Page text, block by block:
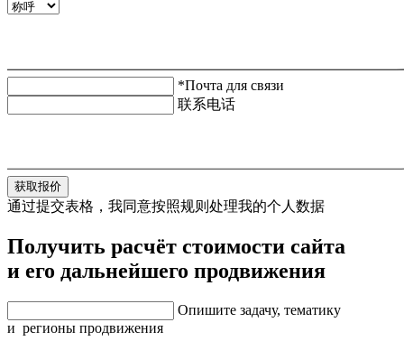
*Почта для связи
联系电话
获取报价
通过提交表格，我同意按照规则处理我的个人数据
Получить расчёт стоимости сайта
и его дальнейшего продвижения
Опишите задачу, тематику
и регионы продвижения